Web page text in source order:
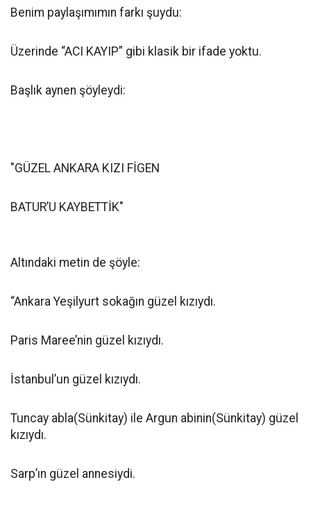
Benim paylaşımımın farkı şuydu:
Üzerinde “ACI KAYIP” gibi klasik bir ifade yoktu.
Başlık aynen şöyleydi:
"GÜZEL ANKARA KIZI FİGEN
BATUR’U KAYBETTİK"
Altındaki metin de şöyle:
“Ankara Yeşilyurt sokağın güzel kızıydı.
Paris Maree’nin güzel kızıydı.
İstanbul’un güzel kızıydı.
Tuncay abla(Sünkitay) ile Argun abinin(Sünkitay) güzel
kızıydı.
Sarp’ın güzel annesiydi.